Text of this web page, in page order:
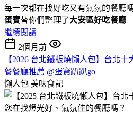
每一次都在找好吃又有氣氛的餐廳
蛋寶替你們整理了大安區好吃餐廳
繼續閱讀
2個月前
【2026 台北鐵板燒懶人包】台北
餐餐廳推薦 @蛋寶趴趴go
懶人包 美味食記
您在找燈光好、氣氛佳的餐廳嗎？